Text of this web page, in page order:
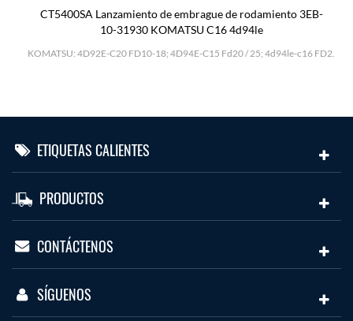
CT5400SA Lanzamiento de embrague de rodamiento 3EB-
10-31930 KOMATSU C16 4d94le
KOMATSU: 4D92E-C20 FD10-18; 4D94E-C15 Fd20 / 25; 4d94le-c16 FD2.
ETIQUETAS CALIENTES
PRODUCTOS
CONTÁCTENOS
SÍGUENOS